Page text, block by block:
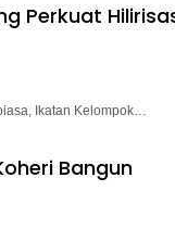
Perkuat
Ikatan Kelompok…
Bangun